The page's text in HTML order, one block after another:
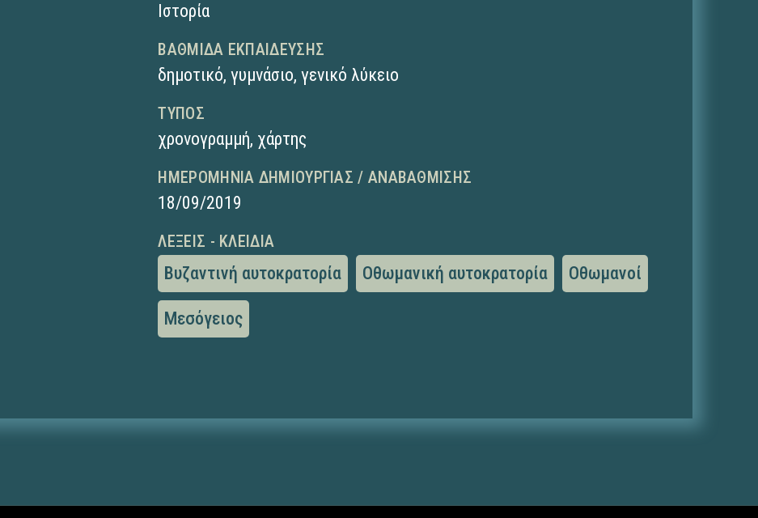
Ιστορία
ΒΑΘΜΊΔΑ ΕΚΠΑΊΔΕΥΣΗΣ
δημοτικό,γυμνάσιο,γενικό λύκειο
ΤΎΠΟΣ
χρονογραμμή, χάρτης
ΗΜΕΡΟΜΗΝΊΑ ΔΗΜΙΟΥΡΓΊΑΣ / ΑΝΑΒΆΘΜΙΣΗΣ
18/09/2019
ΛΈΞΕΙΣ - ΚΛΕΙΔΙΆ
Βυζαντινή αυτοκρατορία Οθωμανική αυτοκρατορία Οθωμανοί
Μεσόγειος